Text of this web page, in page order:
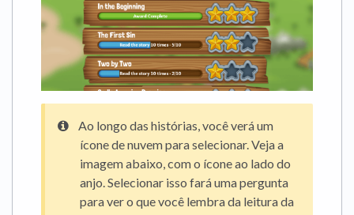
Ao longo das histórias, você verá um
ícone de nuvem para selecionar. Veja a
imagem abaixo, com o ícone ao lado do
anjo. Selecionar isso fará uma pergunta
para ver o que você lembra da leitura da